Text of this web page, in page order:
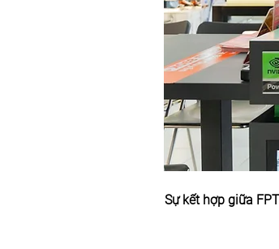
Sự kết hợp giữa